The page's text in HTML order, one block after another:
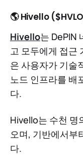
🌎 Hivello
Hivello는 DePIN
고 모두에게 접근
은 사용자가 기술
노드 인프라를 배
다.
Hivello는 수천 명
오며, 기반에서부
다.